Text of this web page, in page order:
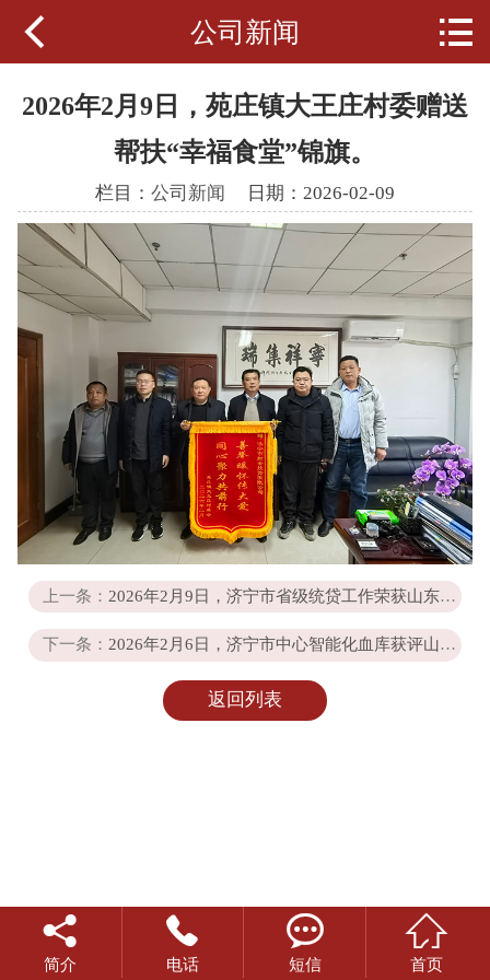
新闻动态
经营范围
党群工作
人力资源
政策法规
 公司新闻 
2026年2月9日，苑庄镇大王庄村委赠送
帮扶“幸福食堂”锦旗。
栏目： 公司新闻 日期：2026-02-09
上一条： 2026年2月9日，济宁市省级统贷工作荣获山东省财金乡村振兴公司表彰。
下一条： 2026年2月6日，济宁市中心智能化血库获评山东省财金企业联盟典型案例
返回列表

简介

电话

短信

首页